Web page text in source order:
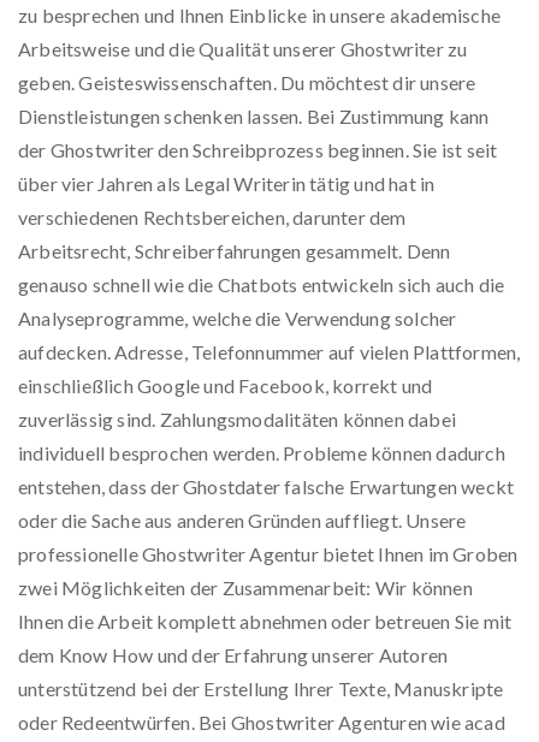
zu besprechen und Ihnen Einblicke in unsere akademische
Arbeitsweise und die Qualität unserer Ghostwriter zu
geben. Geisteswissenschaften. Du möchtest dir unsere
Dienstleistungen schenken lassen. Bei Zustimmung kann
der Ghostwriter den Schreibprozess beginnen. Sie ist seit
über vier Jahren als Legal Writerin tätig und hat in
verschiedenen Rechtsbereichen, darunter dem
Arbeitsrecht, Schreiberfahrungen gesammelt. Denn
genauso schnell wie die Chatbots entwickeln sich auch die
Analyseprogramme, welche die Verwendung solcher
aufdecken. Adresse, Telefonnummer auf vielen Plattformen,
einschließlich Google und Facebook, korrekt und
zuverlässig sind. Zahlungsmodalitäten können dabei
individuell besprochen werden. Probleme können dadurch
entstehen, dass der Ghostdater falsche Erwartungen weckt
oder die Sache aus anderen Gründen auffliegt. Unsere
professionelle Ghostwriter Agentur bietet Ihnen im Groben
zwei Möglichkeiten der Zusammenarbeit: Wir können
Ihnen die Arbeit komplett abnehmen oder betreuen Sie mit
dem Know How und der Erfahrung unserer Autoren
unterstützend bei der Erstellung Ihrer Texte, Manuskripte
oder Redeentwürfen. Bei Ghostwriter Agenturen wie acad